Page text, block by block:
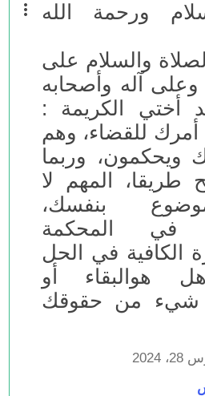
ورحمة الله
والسلام على
آله وأصحابه
أختي الكريمة :
للقضاء، وهم
ويحكمون، وربما
طريقا، المهم لا
بنفسك،
في المحكمة
الكافية في الحل
هوالبقاء أو
شيء من حقوقك
2024